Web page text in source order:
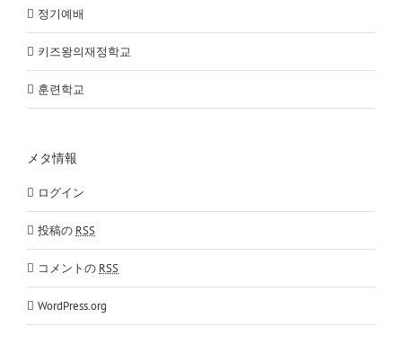
정기예배
키즈왕의재정학교
훈련학교
メタ情報
ログイン
投稿の RSS
コメントの RSS
WordPress.org